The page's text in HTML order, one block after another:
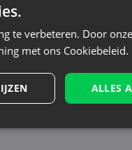
hoogte van het
spam. Blijf
te verbeteren. Door
met ons Cookiebeleid.
ALLES